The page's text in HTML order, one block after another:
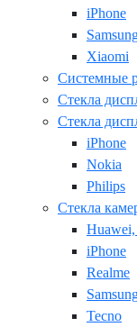
iPhone
Xiaomi
Системные
Стекла
Стекла
iPhone
Nokia
Philips
Стекла
iPhone
Realme
Tecno